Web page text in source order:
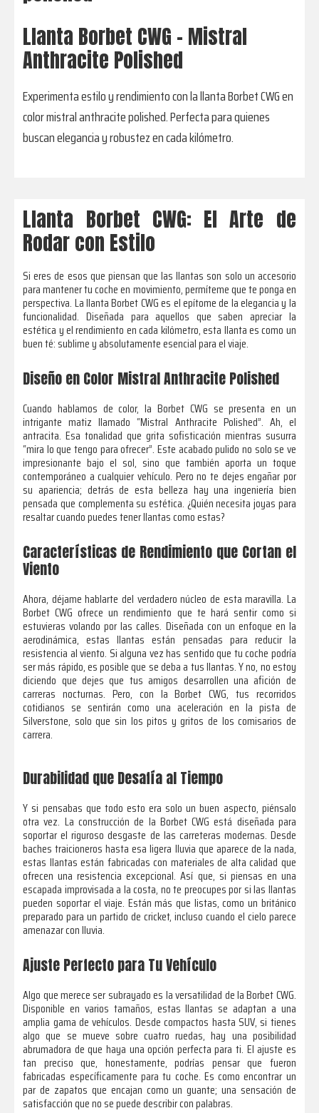
Llanta Borbet CWG - Mistral
Anthracite Polished
Experimenta estilo y rendimiento con la llanta Borbet CWG en
color mistral anthracite polished. Perfecta para quienes
buscan elegancia y robustez en cada kilómetro.
Llanta Borbet CWG: El Arte de
Rodar con Estilo
Si eres de esos que piensan que las llantas son solo un accesorio
para mantener tu coche en movimiento, permíteme que te ponga en
perspectiva. La llanta Borbet CWG es el epítome de la elegancia y la
funcionalidad. Diseñada para aquellos que saben apreciar la
estética y el rendimiento en cada kilómetro, esta llanta es como un
buen té: sublime y absolutamente esencial para el viaje.
Diseño en Color Mistral Anthracite Polished
Cuando hablamos de color, la Borbet CWG se presenta en un
intrigante matiz llamado “Mistral Anthracite Polished”. Ah, el
antracita. Esa tonalidad que grita sofisticación mientras susurra
“mira lo que tengo para ofrecer”. Este acabado pulido no solo se ve
impresionante bajo el sol, sino que también aporta un toque
contemporáneo a cualquier vehículo. Pero no te dejes engañar por
su apariencia; detrás de esta belleza hay una ingeniería bien
pensada que complementa su estética. ¿Quién necesita joyas para
resaltar cuando puedes tener llantas como estas?
Características de Rendimiento que Cortan el
Viento
Ahora, déjame hablarte del verdadero núcleo de esta maravilla. La
Borbet CWG ofrece un rendimiento que te hará sentir como si
estuvieras volando por las calles. Diseñada con un enfoque en la
aerodinámica, estas llantas están pensadas para reducir la
resistencia al viento. Si alguna vez has sentido que tu coche podría
ser más rápido, es posible que se deba a tus llantas. Y no, no estoy
diciendo que dejes que tus amigos desarrollen una afición de
carreras nocturnas. Pero, con la Borbet CWG, tus recorridos
cotidianos se sentirán como una aceleración en la pista de
Silverstone, solo que sin los pitos y gritos de los comisarios de
carrera.
Durabilidad que Desafía al Tiempo
Y si pensabas que todo esto era solo un buen aspecto, piénsalo
otra vez. La construcción de la Borbet CWG está diseñada para
soportar el riguroso desgaste de las carreteras modernas. Desde
baches traicioneros hasta esa ligera lluvia que aparece de la nada,
estas llantas están fabricadas con materiales de alta calidad que
ofrecen una resistencia excepcional. Así que, si piensas en una
escapada improvisada a la costa, no te preocupes por si las llantas
pueden soportar el viaje. Están más que listas, como un británico
preparado para un partido de cricket, incluso cuando el cielo parece
amenazar con lluvia.
Ajuste Perfecto para Tu Vehículo
Algo que merece ser subrayado es la versatilidad de la Borbet CWG.
Disponible en varios tamaños, estas llantas se adaptan a una
amplia gama de vehículos. Desde compactos hasta SUV, si tienes
algo que se mueve sobre cuatro ruedas, hay una posibilidad
abrumadora de que haya una opción perfecta para ti. El ajuste es
tan preciso que, honestamente, podrías pensar que fueron
fabricadas específicamente para tu coche. Es como encontrar un
par de zapatos que encajan como un guante; una sensación de
satisfacción que no se puede describir con palabras.